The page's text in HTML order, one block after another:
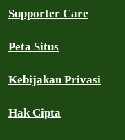
Supporter Care
Peta Situs
Kebijakan Privasi
Hak Cipta